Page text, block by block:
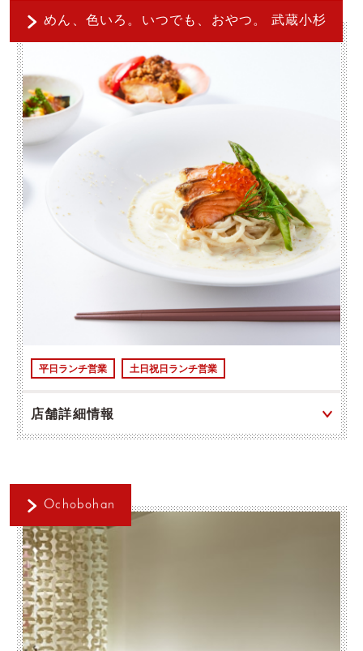
めん、色いろ。いつでも、おやつ。 武蔵小杉
平日ランチ営業 土日祝日ランチ営業
店舗詳細情報
Ochobohan